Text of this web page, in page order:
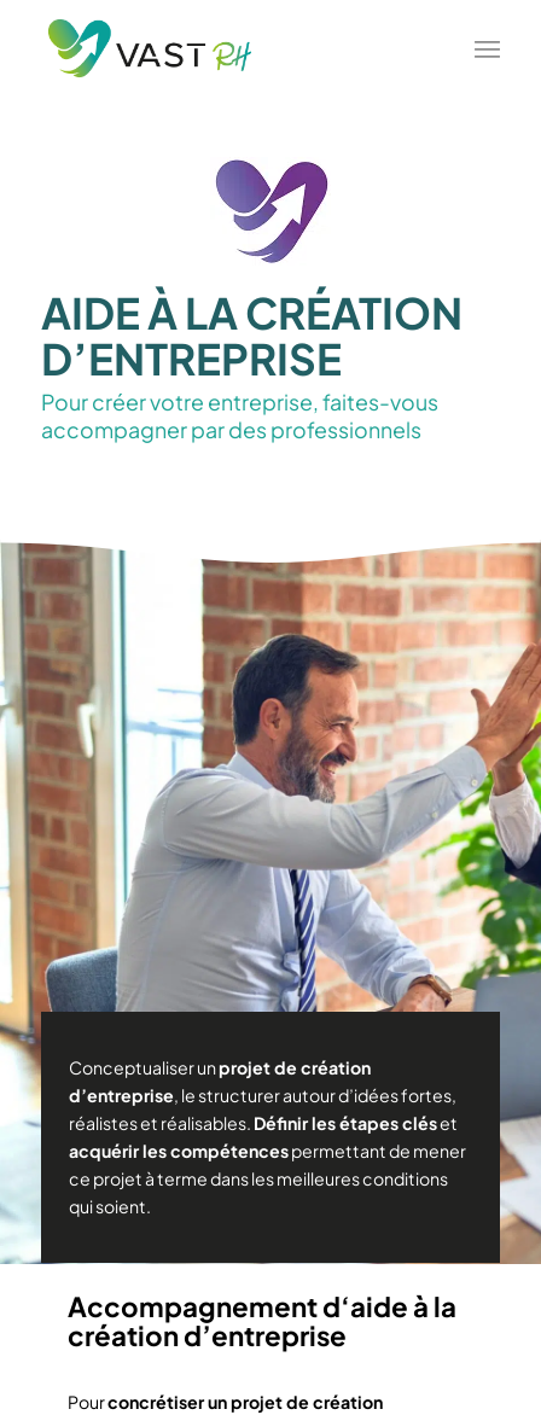
AIDE À LA CRÉATION
D’ENTREPRISE
Pour créer votre entreprise, faites-vous
accompagner par des professionnels
Conceptualiser unprojet de création
d’entreprise, le structurer autour d’idées fortes,
réalistes et réalisables. Définir les étapes cléset
acquérir les compétencespermettant de mener
ce projet à terme dans les meilleures conditions
qui soient.
Accompagnement d‘aide à la
création d’entreprise
Pourconcrétiser un projet de création